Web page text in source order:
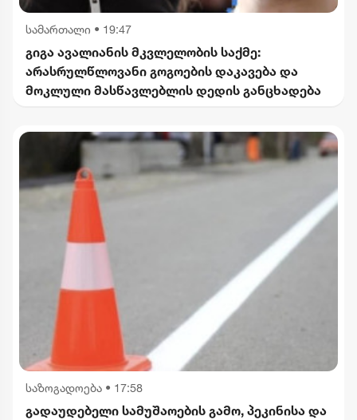
სამართალი • 19:47
გიგა ავალიანის მკვლელობის საქმე:
არასრულწლოვანი გოგოების დაკავება და
მოკლული მასწავლებლის დედის განცხადება
საზოგადოება • 17:58
გადაუდებელი სამუშაოების გამო, პეკინისა და